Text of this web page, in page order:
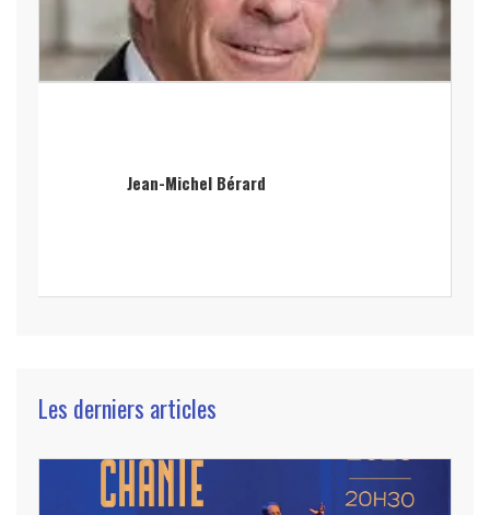
Jean-Michel Bérard
Les derniers articles